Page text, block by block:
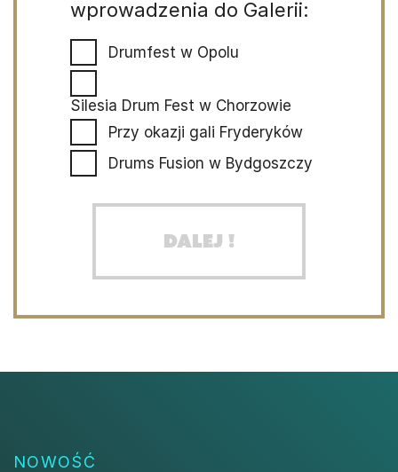
wprowadzenia do Galerii:
Drumfest w Opolu
Silesia Drum Fest w Chorzowie
Przy okazji gali Fryderyków
Drums Fusion w Bydgoszczy
Dalej !
NOWOŚĆ